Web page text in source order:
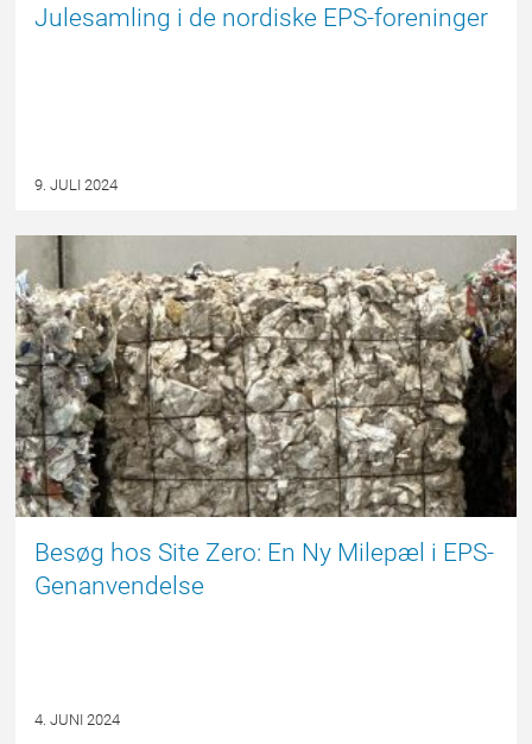
Julesamling i de nordiske EPS-foreninger
9. JULI 2024
Besøg hos Site Zero: En Ny Milepæl i EPS-
Genanvendelse
4. JUNI 2024
NYHED